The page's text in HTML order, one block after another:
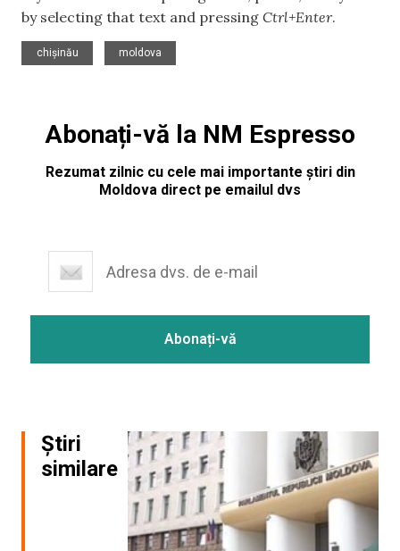
by selecting that text and pressing Ctrl+Enter.
chișinău
moldova
Abonați-vă la NM Espresso
Rezumat zilnic cu cele mai importante știri din
Moldova direct pe emailul dvs
Știri
similare